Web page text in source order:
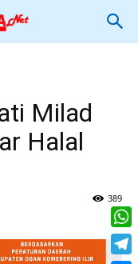
Milad
Halal
389